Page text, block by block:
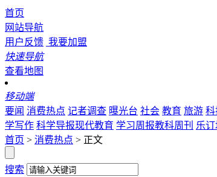
首页
网站导航
用户反馈 我要加盟
快速导航
查看地图
移动端
要闻 消费热点 记者调查 曝光台 社会 教育 旅游 科
学写作 科学导报现代教育 学习周报教科周刊 乐
首页 > 消费热点 > 正文
搜索